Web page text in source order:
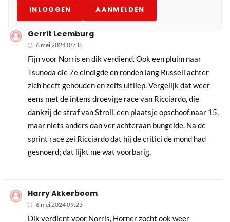
INLOGGEN AANMELDEN
Gerrit Leemburg
6 mei 2024 06:38
Fijn voor Norris en dik verdiend. Ook een pluim naar
Tsunoda die 7e eindigde en ronden lang Russell achter
zich heeft gehouden en zelfs uitliep. Vergelijk dat weer
eens met de intens droevige race van Ricciardo, die
dankzij de straf van Stroll, een plaatsje opschoof naar 15,
maar niets anders dan ver achteraan bungelde. Na de
sprint race zei Ricciardo dat hij de critici de mond had
gesnoerd; dat lijkt me wat voorbarig.
Harry Akkerboom
6 mei 2024 09:23
Dik verdient voor Norris, Horner zocht ook weer